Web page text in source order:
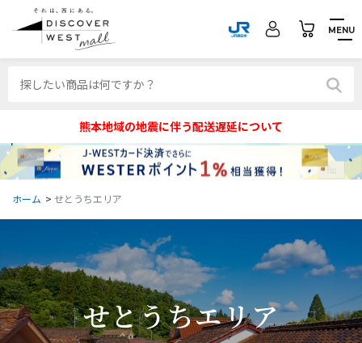
MENU
熊本地域の地震に伴う配送遅延について
ホーム > せとうちエリア
せとうちエリア